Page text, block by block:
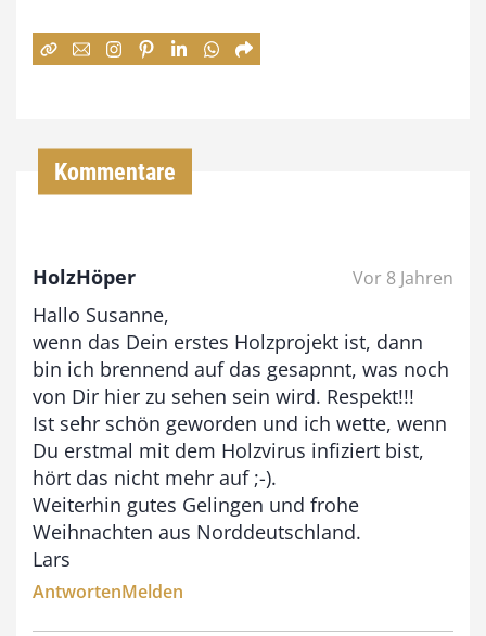
:
i
s
9
3
,
0
Kommentare
HolzHöper Vor 8 Jahren
Hallo Susanne,
wenn das Dein erstes Holzprojekt ist, dann
bin ich brennend auf das gesapnnt, was noch
von Dir hier zu sehen sein wird. Respekt!!!
Ist sehr schön geworden und ich wette, wenn
Du erstmal mit dem Holzvirus infiziert bist,
hört das nicht mehr auf ;-).
Weiterhin gutes Gelingen und frohe
Weihnachten aus Norddeutschland.
Lars
AntwortenMelden